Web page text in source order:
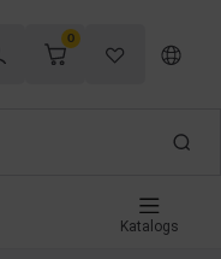
0
Katalogs